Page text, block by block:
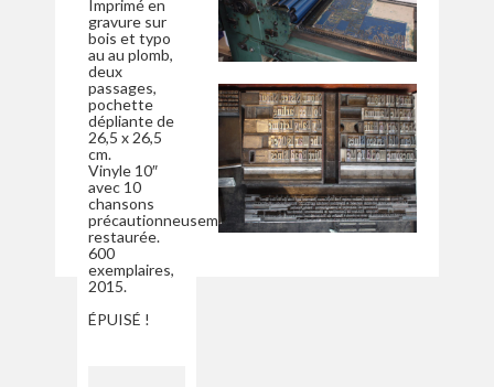
Imprimé en
gravure sur
bois et typo
au au plomb,
deux
passages,
pochette
dépliante de
26,5 x 26,5
cm.
Vinyle 10″
avec 10
chansons
précautionneusement
restaurée.
600
exemplaires,
2015.
ÉPUISÉ !